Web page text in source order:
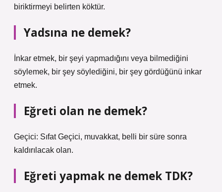
biriktirmeyi belirten köktür.
Yadsına ne demek?
İnkar etmek, bir şeyi yapmadığını veya bilmediğini
söylemek, bir şey söylediğini, bir şey gördüğünü inkar
etmek.
Eğreti olan ne demek?
Geçici: Sıfat Geçici, muvakkat, belli bir süre sonra
kaldırılacak olan.
Eğreti yapmak ne demek TDK?